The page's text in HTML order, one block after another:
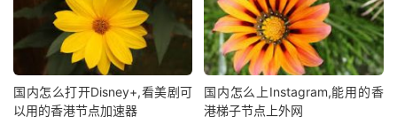
国内怎么打开Disney+,看美剧可
以用的香港节点加速器
国内怎么上Instagram,能用的香
港梯子节点上外网